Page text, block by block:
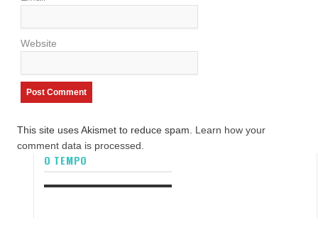
Website
This site uses Akismet to reduce spam. Learn how your
comment data is processed.
O TEMPO